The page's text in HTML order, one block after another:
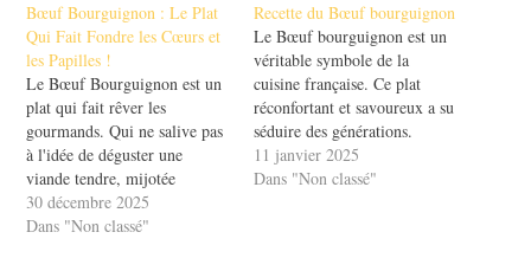
Bœuf Bourguignon : Le Plat
Qui Fait Fondre les Cœurs et
les Papilles !
Le Bœuf Bourguignon est un
plat qui fait rêver les
gourmands. Qui ne salive pas
à l'idée de déguster une
viande tendre, mijotée
lentement dans un délicieux
vin rouge ? Ce classique de la
30 décembre 2025
Dans "Non classé"
Recette du Bœuf bourguignon
Le Bœuf bourguignon est un
véritable symbole de la
cuisine française. Ce plat
réconfortant et savoureux a su
séduire des générations.
Imaginez des morceaux de
viande mijotés lentement dans
11 janvier 2025
Dans "Non classé"